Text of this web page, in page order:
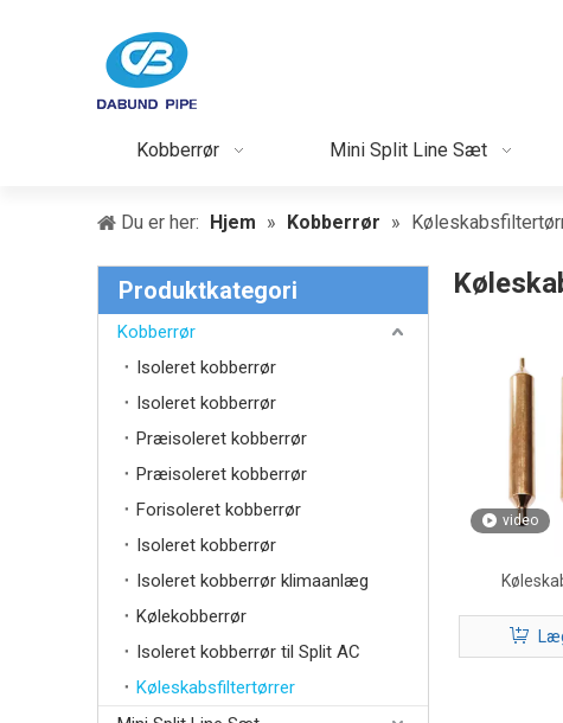
Kobberrør Mini Split Line Sæt
Du er her: Hjem » Kobberrør »
Produktkategori
Kobberrør
Isoleret kobberrør
Isoleret kobberrør
Præisoleret kobberrør
Præisoleret kobberrør
Forisoleret kobberrør
Isoleret kobberrør
Isoleret kobberrør klimaanlæg
Kølekobberrør
Isoleret kobberrør til Split AC
Køleskabsfiltertørrer
video